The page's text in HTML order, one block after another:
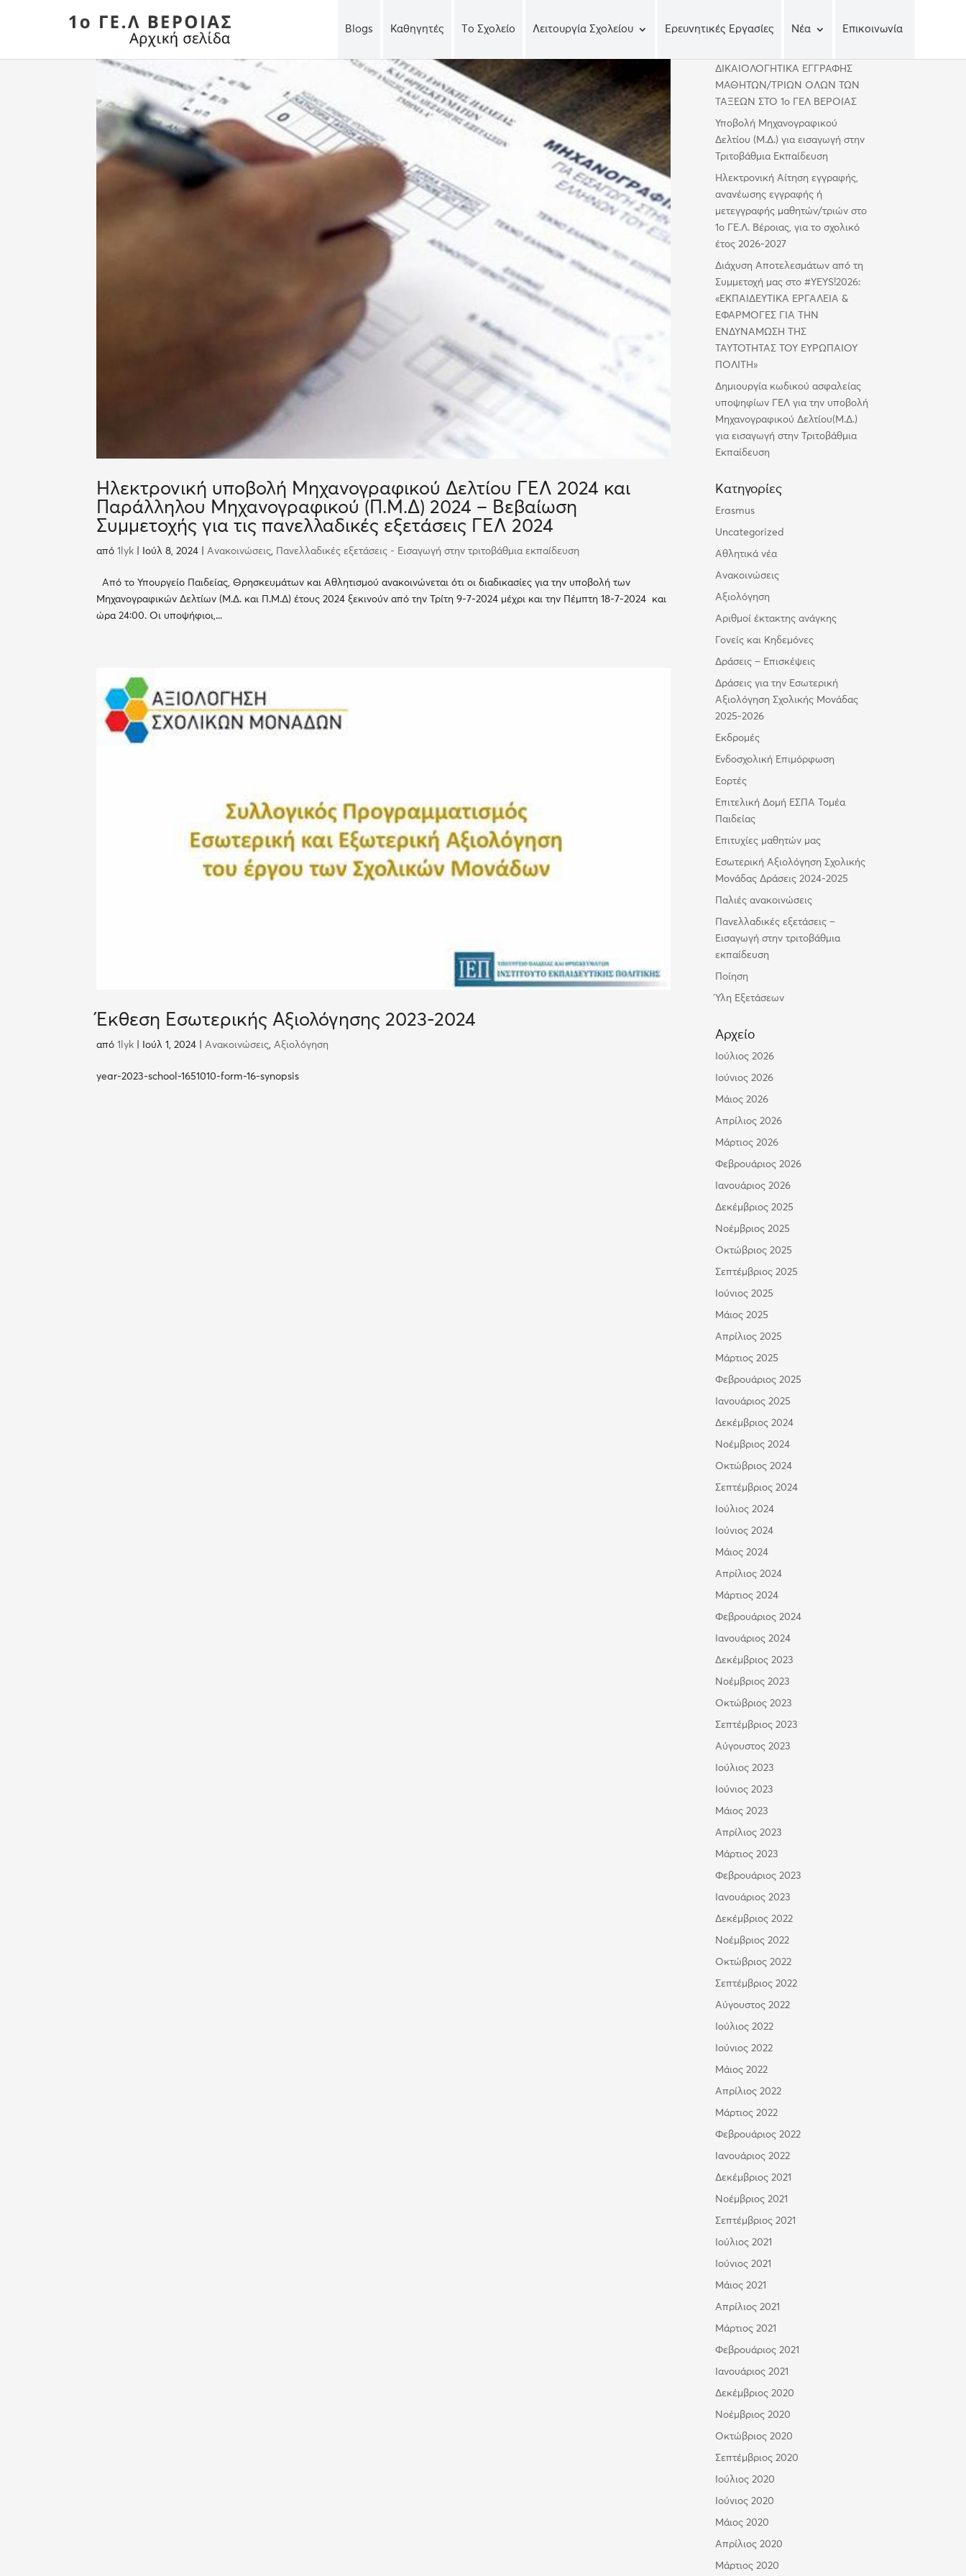
Blogs Καθηγητές Tο Σχολείο Λειτουργία Σχολείου Ερευνητικές Εργασίες Νέα Επικοινωνία
Ηλεκτρονική υποβολή Μηχανογραφικού Δελτίου ΓΕΛ 2024 και
Παράλληλου Μηχανογραφικού (Π.Μ.Δ) 2024 – Βεβαίωση
Συμμετοχής για τις πανελλαδικές εξετάσεις ΓΕΛ 2024
από1lyk Ιούλ 8, 2024 Ανακοινώσεις Πανελλαδικές εξετάσεις - Εισαγωγή στην τριτοβάθμια εκπαίδευση
Από το Υπουργείο Παιδείας, Θρησκευμάτων και Αθλητισμού ανακοινώνεται ότι οι διαδικασίες για την υποβολή των
Μηχανογραφικών Δελτίων (Μ.Δ. και Π.Μ.Δ) έτους 2024 ξεκινούν από την Τρίτη 9-7-2024 μέχρι και την Πέμπτη 18-7-2024 και
ώρα 24:00. Οι υποψήφιοι,...
Έκθεση Εσωτερικής Αξιολόγησης 2023-2024
από1lyk Ιούλ 1, 2024 Ανακοινώσεις Αξιολόγηση
year-2023-school-1651010-form-16-synopsis
ΔΙΚΑΙΟΛΟΓΗΤΙΚΑ ΕΓΓΡΑΦΗΣ
ΜΑΘΗΤΩΝ/ΤΡΙΩΝ ΟΛΩΝ ΤΩΝ
ΤΑΞΕΩΝ ΣΤΟ 1ο ΓΕΛ ΒΕΡΟΙΑΣ
Υποβολή Μηχανογραφικού
Δελτίου (Μ.Δ.) για εισαγωγή στην
Τριτοβάθμια Εκπαίδευση
Ηλεκτρονική Αίτηση εγγραφής,
ανανέωσης εγγραφής ή
μετεγγραφής μαθητών/τριών στο
1ο ΓΕ.Λ. Βέροιας, για το σχολικό
έτος 2026-2027
Διάχυση Αποτελεσμάτων από τη
Συμμετοχή μας στο #YEYS!2026:
«ΕΚΠΑΙΔΕΥΤΙΚΑ ΕΡΓΑΛΕΙΑ &
ΕΦΑΡΜΟΓΕΣ ΓΙΑ ΤΗΝ
ΕΝΔΥΝΑΜΩΣΗ ΤΗΣ
ΤΑΥΤΟΤΗΤΑΣ ΤΟΥ ΕΥΡΩΠΑΙΟΥ
ΠΟΛΙΤΗ»
Δημιουργία κωδικού ασφαλείας
υποψηφίων ΓΕΛ για την υποβολή
Μηχανογραφικού Δελτίου(Μ.Δ.)
για εισαγωγή στην Τριτοβάθμια
Εκπαίδευση
Kατηγορίες
Erasmus
Uncategorized
Αθλητικά νέα
Ανακοινώσεις
Αξιολόγηση
Αριθμοί έκτακτης ανάγκης
Γονείς και Κηδεμόνες
Δράσεις – Επισκέψεις
Δράσεις για την Εσωτερική
Αξιολόγηση Σχολικής Μονάδας
2025-2026
Εκδρομές
Ενδοσχολική Επιμόρφωση
Εορτές
Επιτελική Δομή ΕΣΠΑ Τομέα
Παιδείας
Επιτυχίες μαθητών μας
Εσωτερική Αξιολόγηση Σχολικής
Μονάδας Δράσεις 2024-2025
Παλιές ανακοινώσεις
Πανελλαδικές εξετάσεις –
Εισαγωγή στην τριτοβάθμια
εκπαίδευση
Ποίηση
Ύλη Εξετάσεων
Αρχείο
Ιούλιος 2026
Ιούνιος 2026
Μάιος 2026
Απρίλιος 2026
Μάρτιος 2026
Φεβρουάριος 2026
Ιανουάριος 2026
Δεκέμβριος 2025
Νοέμβριος 2025
Οκτώβριος 2025
Σεπτέμβριος 2025
Ιούνιος 2025
Μάιος 2025
Απρίλιος 2025
Μάρτιος 2025
Φεβρουάριος 2025
Ιανουάριος 2025
Δεκέμβριος 2024
Νοέμβριος 2024
Οκτώβριος 2024
Σεπτέμβριος 2024
Ιούλιος 2024
Ιούνιος 2024
Μάιος 2024
Απρίλιος 2024
Μάρτιος 2024
Φεβρουάριος 2024
Ιανουάριος 2024
Δεκέμβριος 2023
Νοέμβριος 2023
Οκτώβριος 2023
Σεπτέμβριος 2023
Αύγουστος 2023
Ιούλιος 2023
Ιούνιος 2023
Μάιος 2023
Απρίλιος 2023
Μάρτιος 2023
Φεβρουάριος 2023
Ιανουάριος 2023
Δεκέμβριος 2022
Νοέμβριος 2022
Οκτώβριος 2022
Σεπτέμβριος 2022
Αύγουστος 2022
Ιούλιος 2022
Ιούνιος 2022
Μάιος 2022
Απρίλιος 2022
Μάρτιος 2022
Φεβρουάριος 2022
Ιανουάριος 2022
Δεκέμβριος 2021
Νοέμβριος 2021
Σεπτέμβριος 2021
Ιούλιος 2021
Ιούνιος 2021
Μάιος 2021
Απρίλιος 2021
Μάρτιος 2021
Φεβρουάριος 2021
Ιανουάριος 2021
Δεκέμβριος 2020
Νοέμβριος 2020
Οκτώβριος 2020
Σεπτέμβριος 2020
Ιούλιος 2020
Ιούνιος 2020
Μάιος 2020
Απρίλιος 2020
Μάρτιος 2020